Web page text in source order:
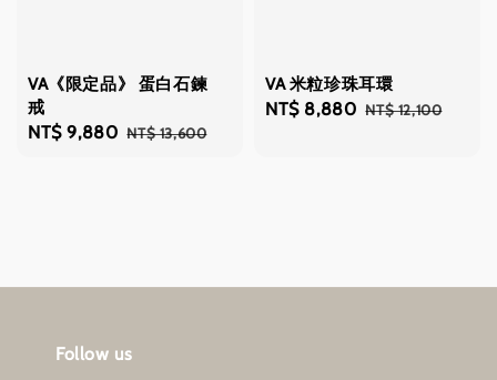
VA《限定品》 蛋白石鍊
戒
Sale
NT$ 9,880 Regular
NT$ 13,600
VA 米粒珍珠耳環
Sale
NT$ 8,880 Regular
NT$ 12,100
Follow us